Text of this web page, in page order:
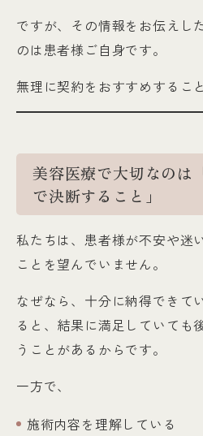
ですが、その情報をお伝えし
のは患者様ご自身です。
無理に契約をおすすめするこ
美容医療で大切なのは
で決断すること」
私たちは、患者様が不安や迷
ことを望んでいません。
なぜなら、十分に納得できて
ると、結果に満足していても
うことがあるからです。
一方で、
施術内容を理解している